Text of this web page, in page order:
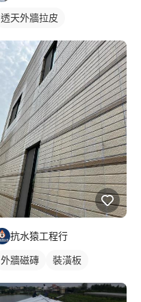
透天外牆拉皮
抗水猿工程行
外牆磁磚 裝潢板